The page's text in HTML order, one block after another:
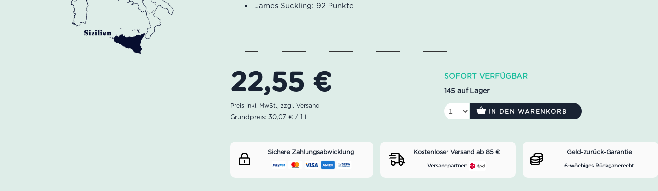
James Suckling: 92 Punkte
22,55 €
Grundpreis: 30,07 € / 1 l
SOFORT VERFÜGBAR
145 auf Lager
IN DEN WARENKORB
Sichere Zahlungsabwicklung Kostenloser Versand ab 85 €
Versandpartner:
Geld-zurück-Garantie
6-wöchiges Rückgaberecht